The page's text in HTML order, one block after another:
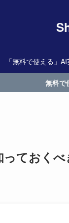
「無料で使える」
無料で
ておく